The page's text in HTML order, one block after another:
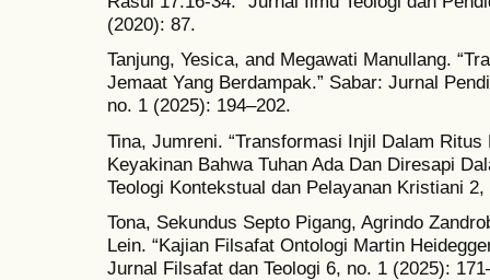
(2020): 87.
Tanjung, Yesica, and Megawati Manullang.
Jemaat Yang Berdampak.” Sabar: Jurnal
no. 1 (2025): 194–202.
Tina, Jumreni. “Transformasi Injil Dalam Ritus
Keyakinan Bahwa Tuhan Ada Dan Diresapi
Teologi Kontekstual dan Pelayanan Kristiani
Tona, Sekundus Septo Pigang, Agrindo
Lein. “Kajian Filsafat Ontologi Martin
Jurnal Filsafat dan Teologi 6, no. 1 (2025):